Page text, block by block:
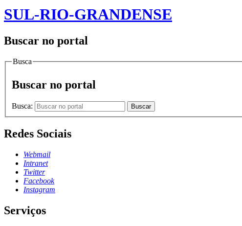
SUL-RIO-GRANDENSE
Buscar no portal
Busca
Buscar no portal
Busca: Buscar
Redes Sociais
Webmail
Intranet
Twitter
Facebook
Instagram
Serviços